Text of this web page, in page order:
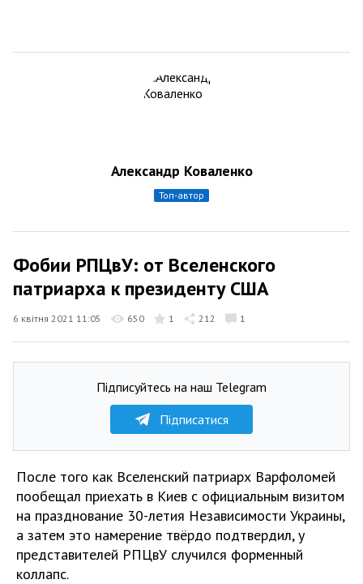
Александр Коваленко
топ-автор
Фобии РПЦвУ: от Вселенского
патриарха к президенту США
6 квітня 2021 11:05 650 1 212 1
Підписуйтесь на наш Telegram
Підписатися
После того как Вселенский патриарх Варфоломей
пообещал приехать в Киев с официальным визитом
на празднование 30-летия Независимости Украины,
а затем это намерение твёрдо подтвердил, у
представителей РПЦвУ случился форменный
коллапс.